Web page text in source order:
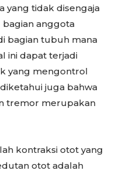
yang tidak disengaja
anggota
bagian tubuh mana
ini dapat terjadi
yang mengontrol
juga bahwa
tremor merupakan
kontraksi otot yang
otot adalah